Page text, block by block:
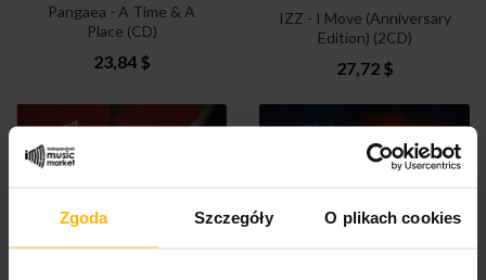
Zgoda Szczegóły O plikach cookies
Pangaea - A Time & A
Place (CD)
23,84 $
IZZ - I Move (Anniversary
Edition) (2CD)
27,72 $